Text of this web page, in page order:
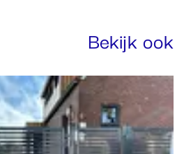
Bekijk ook